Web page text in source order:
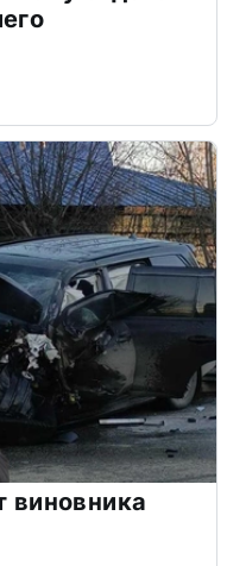
виновника